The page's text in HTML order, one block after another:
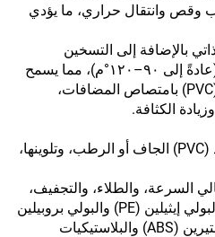
وقص وانتقال حراري، ما يؤدي
بالإضافة إلى التسخين
الكهربائي لرفع درجة الحرارة (عادةً إلى ٩٠–١٢٠°م)، مما يسمح
لجزيئات البولي فينيل كلورايد (PVC) بامتصاص المضافات،
الكثافة.
خلط مادة البولي فينيل كلورايد (PVC) الجاف أو الرطب، وتلوينها،
السرعة، والطلاء، والتجفيف،
وإزالة المذيبات من مواد مثل البولي إيثيلين (PE) والبولي بروبيلين
(PP) والأكريلونيتريل بوتادين ستيرين (ABS) والبلاستيكيات